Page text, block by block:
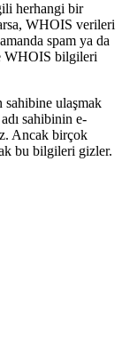
herhangi bir
WHOIS verileri
spam ya da
WHOIS bilgileri
sahibine ulaşmak
sahibinin e-
Ancak birçok
bu bilgileri gizler.